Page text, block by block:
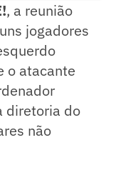
, a reunião
jogadores
o atacante
diretoria do
não